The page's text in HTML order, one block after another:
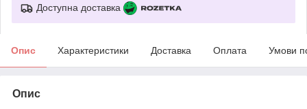
Доступна доставка
Опис Характеристики Доставка Оплата Умови
Опис